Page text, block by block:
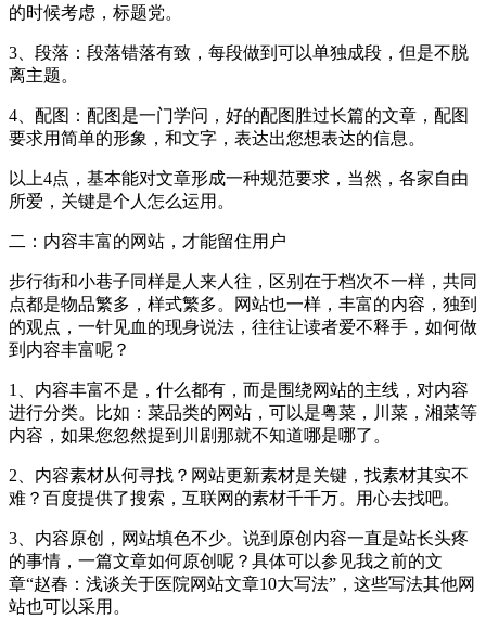
的时候考虑，标题党。
3、段落：段落错落有致，每段做到可以单独成段，但是不脱
离主题。
4、配图：配图是一门学问，好的配图胜过长篇的文章，配图
要求用简单的形象，和文字，表达出您想表达的信息。
以上4点，基本能对文章形成一种规范要求，当然，各家自由
所爱，关键是个人怎么运用。
二：内容丰富的网站，才能留住用户
步行街和小巷子同样是人来人往，区别在于档次不一样，共同
点都是物品繁多，样式繁多。网站也一样，丰富的内容，独到
的观点，一针见血的现身说法，往往让读者爱不释手，如何做
到内容丰富呢？
1、内容丰富不是，什么都有，而是围绕网站的主线，对内容
进行分类。比如：菜品类的网站，可以是粤菜，川菜，湘菜等
内容，如果您忽然提到川剧那就不知道哪是哪了。
2、内容素材从何寻找？网站更新素材是关键，找素材其实不
难？百度提供了搜索，互联网的素材千千万。用心去找吧。
3、内容原创，网站填色不少。说到原创内容一直是站长头疼
的事情，一篇文章如何原创呢？具体可以参见我之前的文
章“赵春：浅谈关于医院网站文章10大写法”，这些写法其他网
站也可以采用。